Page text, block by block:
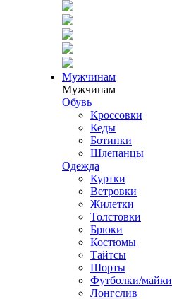
Мужчинам
Мужчинам
Обувь
Кроссовки
Кеды
Ботинки
Шлепанцы
Одежда
Куртки
Ветровки
Жилетки
Толстовки
Брюки
Костюмы
Тайтсы
Шорты
Футболки/майки
Лонгслив